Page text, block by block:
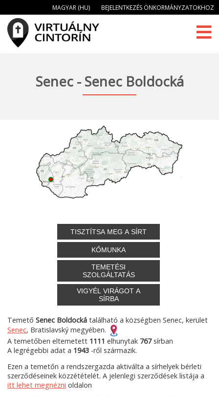
MAGYAR (HU) BEJELENTKEZÉS ÖNKORMÁNYZATOKHOZ
Senec - Senec Boldocká
TISZTÍTSA MEG A SÍRT
KŐMUNKA
TEMETÉSI
SZOLGÁLTATÁS
VIGYÉL VIRÁGOT A
SÍRBA
Temető Senec Boldocká található a községben Senec, kerület
Senec, Bratislavský megyében.
A temetőben eltemetett 1111 elhunytak 767sírban
A legrégebbi adat a 1943 -ről származik.
Ezen a temetőn a rendszergazda aktiválta a sírhelyek bérleti
szerződéseinek közzétételét. A jelenlegi szerződések listája a
itt lehet megnézni oldalon